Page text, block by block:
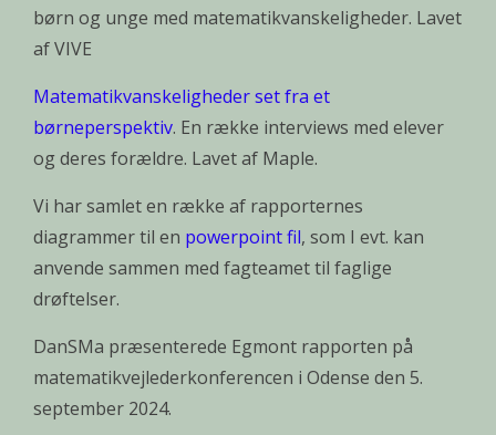
børn og unge med matematikvanskeligheder. Lavet
af VIVE
Matematikvanskeligheder set fra et
børneperspektiv. En række interviews med elever
og deres forældre. Lavet af Maple.
Vi har samlet en række af rapporternes
diagrammer til en powerpoint fil, som I evt. kan
anvende sammen med fagteamet til faglige
drøftelser.
DanSMa præsenterede Egmont rapporten på
matematikvejlederkonferencen i Odense den 5.
september 2024.